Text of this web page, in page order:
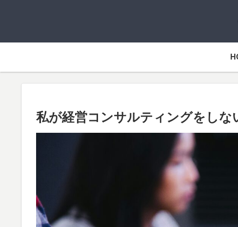
私が経営コンサルティングをしな